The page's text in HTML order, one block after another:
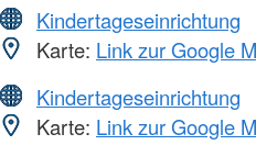
Kindertageseinrichtung
Karte: Link zur Google
Kindertageseinrichtung
Karte: Link zur Google